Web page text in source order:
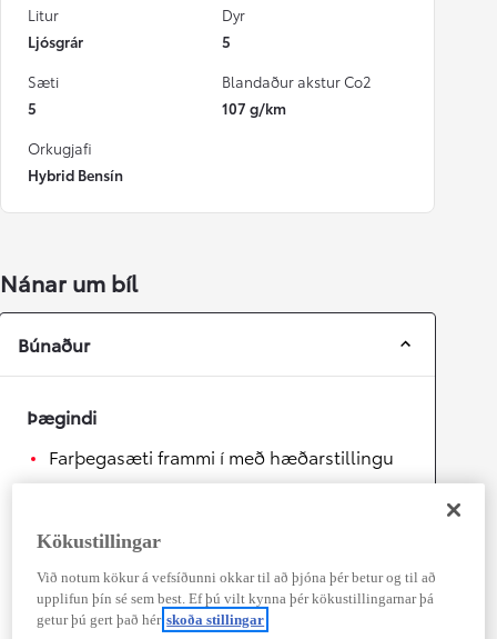
Litur
Ljósgrár
Dyr
5
Sæti
5
Blandaður akstur Co2
107 g/km
Orkugjafi
Hybrid Bensín
Nánar um bíl
Búnaður
Þægindi
Farþegasæti frammi í með hæðarstillingu
Armpúði í miðju
Ökumannssæti með hæðarstillingu
framsæti (með perum)
Framsæti – upphituð sæti
Kökustillingar
Við notum kökur á vefsíðunni okkar til að þjóna þér betur og til að
upplifun þín sé sem best. Ef þú vilt kynna þér kökustillingarnar þá
getur þú gert það hér skoða stillingar